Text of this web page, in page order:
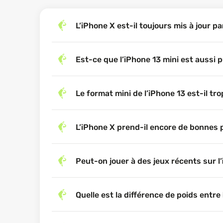
Ce gain de performances ne se limite pas à la
où l’iPhone X commence à approcher la fin de
AUTONOMIE : AVANTAGE À LA
L’autonomie est souvent un point sensible,
l’efficacité de sa puce A15 et à une optimisation
Cela dit, aucun des deux ne brille par une
garde une légère avance.
APPAREIL PHOTO : DEUX
L’iPhone X mise sur un double capteur 12 Mpx
L’iPhone X est-il toujours mis à jour
Est-ce que l’iPhone 13 mini est aussi
Le format mini de l’iPhone 13 est-il
L’iPhone X prend-il encore de bonnes
Peut-on jouer à des jeux récents sur
Quelle est la différence de poids entre